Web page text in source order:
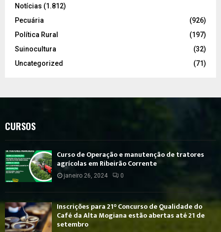
Notícias (1.812)
Pecuária
(926)
Política Rural
(197)
Suinocultura
(32)
Uncategorized
(71)
CURSOS
Curso de Operação e manutenção de tratores
agrícolas em Ribeirão Corrente
janeiro 26, 2024 0
Inscrições para 21° Concurso de Qualidade do
Café da Alta Mogiana estão abertas até 21 de
setembro